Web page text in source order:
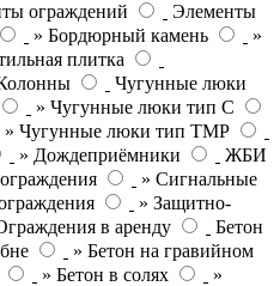
ограждений
Элементы
» Бордюрный камень
»
плитка
Чугунные люки
» Чугунные люки тип С
» Чугунные люки тип ТМР
» Дождеприёмники
ЖБИ
» Сигнальные
» Защитно-
в аренду
Бетон
» Бетон на гравийном
» Бетон в солях
»